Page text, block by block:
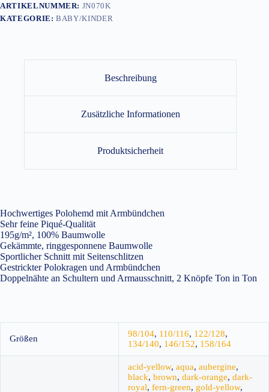
ARTIKELNUMMER: JN070K
KATEGORIE:BABY/KINDER
Beschreibung
Zusätzliche Informationen
Produktsicherheit
Hochwertiges Polohemd mit Armbündchen
Sehr feine Piqué-Qualität
195g/m², 100% Baumwolle
Gekämmte, ringgesponnene Baumwolle
Sportlicher Schnitt mit Seitenschlitzen
Gestrickter Polokragen und Armbündchen
Doppelnähte an Schultern und Armausschnitt, 2 Knöpfe Ton in Ton
Größen 98/104, 110/116, 122/128,
134/140, 146/152, 158/164
acid-yellow, aqua, aubergine,
black, brown, dark-orange, dark-
royal, fern-green, gold-yellow,